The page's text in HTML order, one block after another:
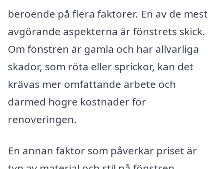
beroende på flera faktorer. En av de mest
avgörande aspekterna är fönstrets skick.
Om fönstren är gamla och har allvarliga
skador, som röta eller sprickor, kan det
krävas mer omfattande arbete och
därmed högre kostnader för
renoveringen.
En annan faktor som påverkar priset är